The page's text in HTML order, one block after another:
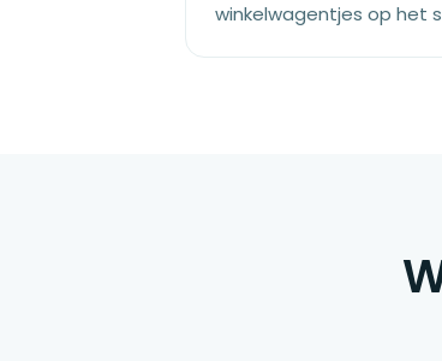
winkelwagentjes op het